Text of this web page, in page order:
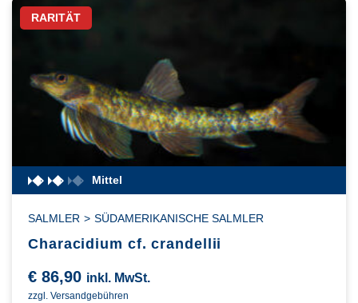
RARITÄT
Mittel
SALMLER > SÜDAMERIKANISCHE SALMLER
Characidium cf. crandellii
€ 86,90 inkl. MwSt.
zzgl. Versandgebühren